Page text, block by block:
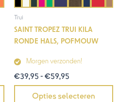
Trui
SAINT TROPEZ TRUI KILA
RONDE HALS, POFMOUW
Morgen verzonden!
€39,95 - €59,95
Opties selecteren